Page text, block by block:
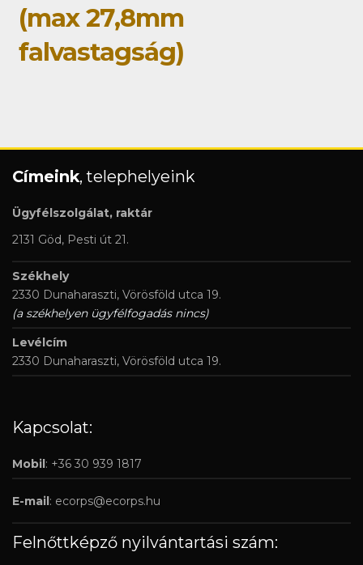
(max 27,8mm
falvastagság)
Címeink, telephelyeink
Ügyfélszolgálat, raktár
2131 Göd, Pesti út 21.
Székhely
2330 Dunaharaszti, Vörösföld utca 19.
(a székhelyen ügyfélfogadás nincs)
Levélcím
2330 Dunaharaszti, Vörösföld utca 19.
Kapcsolat:
Mobil: +36 30 939 1817
E-mail: ecorps@ecorps.hu
Felnőttképző nyilvántartási szám: